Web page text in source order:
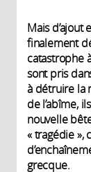
Mais
finalement
catastrophe
sont pris
à détruire la
de l’abîme,
nouvelle
« tragédie »,
grecque.